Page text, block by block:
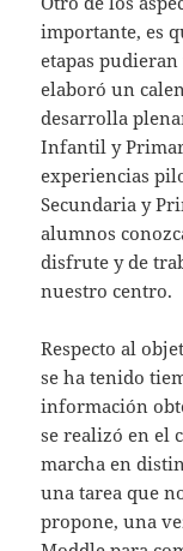
importante, es
etapas
elaboró un
desarrolla
Infantil y
experiencias
Secundaria y
alumnos
disfrute y de
nuestro centro.
Respecto al
se ha tenido
información
se realizó en el
marcha en
una tarea que
propone, una